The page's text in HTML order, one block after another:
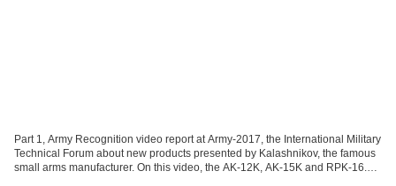
Part 1, Army Recognition video report at Army-2017, the International Military
Technical Forum about new products presented by Kalashnikov, the famous
small arms manufacturer. On this video, the AK-12K, AK-15K and RPK-16.